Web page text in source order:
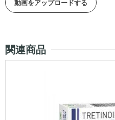
動画をアップロードする
関連商品